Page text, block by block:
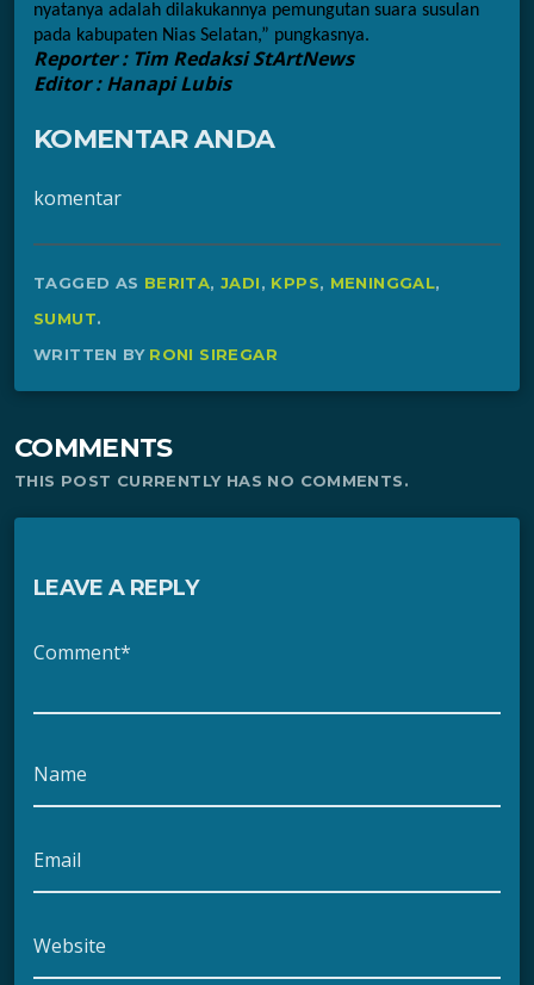
nyatanya adalah dilakukannya pemungutan suara susulan
pada kabupaten Nias Selatan,” pungkasnya.
Reporter : Tim Redaksi StArtNews
Editor : Hanapi Lubis
KOMENTAR ANDA
komentar
TAGGED AS BERITA,JADI, KPPS, MENINGGAL,
SUMUT.
WRITTEN BY RONI SIREGAR
COMMENTS
THIS POST CURRENTLY HAS NO COMMENTS.
LEAVE A REPLY
Comment*
Name
Email
Website